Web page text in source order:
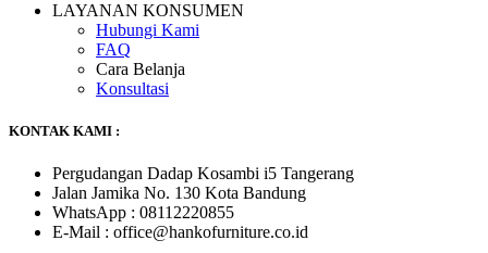
LAYANAN KONSUMEN
Hubungi Kami
FAQ
Cara Belanja
Konsultasi
KONTAK KAMI :
Pergudangan Dadap Kosambi i5 Tangerang
Jalan Jamika No. 130 Kota Bandung
WhatsApp : 08112220855
E-Mail : office@hankofurniture.co.id